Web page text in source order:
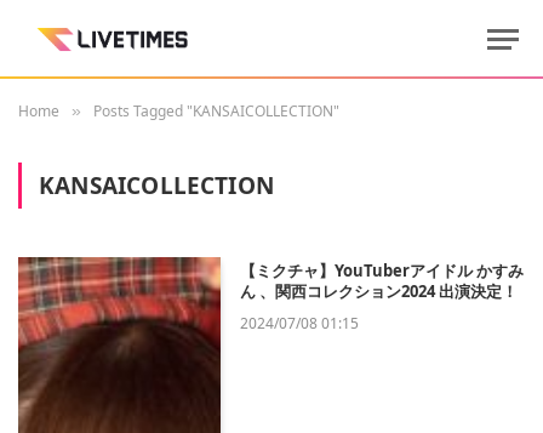
Home » Posts Tagged "KANSAICOLLECTION"
KANSAICOLLECTION
【ミクチャ】YouTuberアイドル かすみ
ん 、関西コレクション2024 出演決定！
2024/07/08 01:15